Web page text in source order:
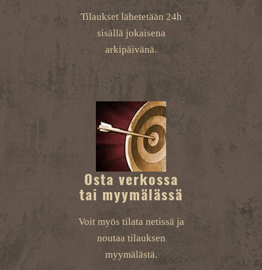
Tilaukset lähetetään 24h
sisällä jokaisena
arkipäivänä.
Osta verkossa
tai myymälässä
Voit myös tilata netissä ja
noutaa tilauksen
myymälästä.